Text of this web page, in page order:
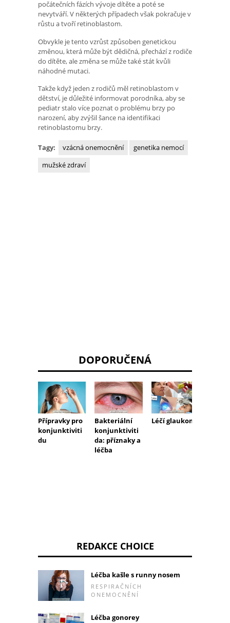
počátečních fázích vývoje dítěte a poté se
nevytváří. V některých případech však pokračuje v
růstu a tvoří retinoblastom.
Obvykle je tento vzrůst způsoben genetickou
změnou, která může být dědičná, přechází z rodiče
do dítěte, ale změna se může také stát kvůli
náhodné mutaci.
Takže když jeden z rodičů měl retinoblastom v
dětství, je důležité informovat porodníka, aby se
pediatr stalo více poznat o problému brzy po
narození, aby zvýšil šance na identifikaci
retinoblastomu brzy.
Tagy: vzácná onemocnění
genetika nemocí
mužské zdraví
DOPORUČENÁ
Přípravky pro
konjunktiviti
du
Bakteriální
konjunktiviti
da: příznaky a
léčba
Léčí glaukom?
REDAKCE CHOICE
Léčba kašle s runny nosem
RESPIRAČNÍCH
ONEMOCNĚNÍ
Léčba gonorey